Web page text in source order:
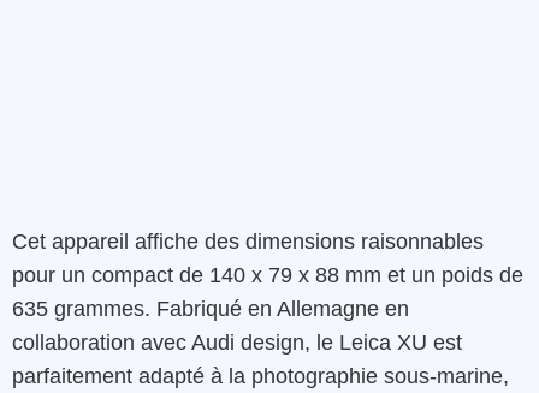
Cet appareil affiche des dimensions raisonnables
pour un compact de 140 x 79 x 88 mm et un poids de
635 grammes. Fabriqué en Allemagne en
collaboration avec Audi design, le Leica XU est
parfaitement adapté à la photographie sous-marine,